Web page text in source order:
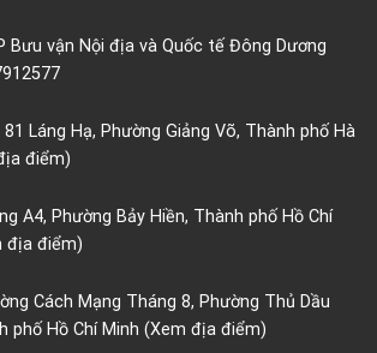
Bưu vận Nội địa và Quốc tế Đông Dương
Láng Hạ, Phường Giảng Võ, Thành phố Hà
điểm)
A4, Phường Bảy Hiền, Thành phố Hồ Chí
địa điểm)
Cách Mạng Tháng 8, Phường Thủ Dầu
phố Hồ Chí Minh (Xem địa điểm)